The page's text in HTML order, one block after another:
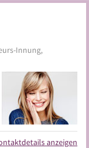
Innung,
anzeigen